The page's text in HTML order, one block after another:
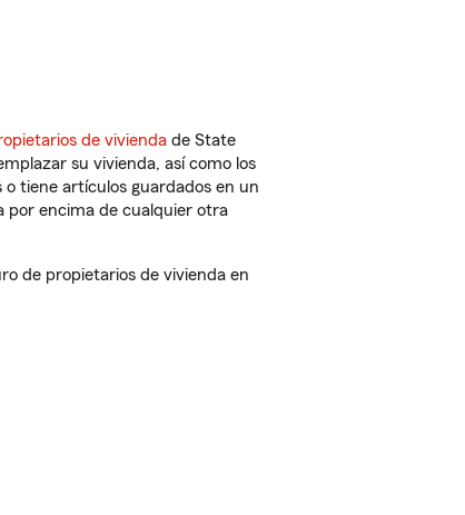
de vivienda de State
su vivienda, así como los
tiene artículos guardados en un
por encima de cualquier otra
de propietarios de vivienda en